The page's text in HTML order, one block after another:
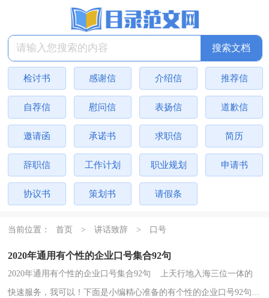
检讨书 感谢信 介绍信 推荐信
自荐信 慰问信 表扬信 道歉信
邀请函 承诺书 求职信 简历
辞职信 工作计划 职业规划 申请书
协议书 策划书 请假条
当前位置： 首页 > 讲话致辞 > 口号
2020年通用有个性的企业口号集合92句
2020年通用有个性的企业口号集合92句 上天行地入海三位一体的
快速服务，我可以！下面是小编精心准备的有个性的企业口号92句,